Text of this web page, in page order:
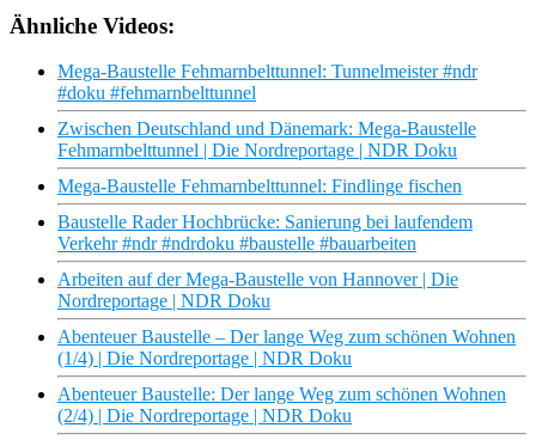
Ähnliche Videos:
Mega-Baustelle Fehmarnbelttunnel: Tunnelmeister #ndr
#doku #fehmarnbelttunnel
Zwischen Deutschland und Dänemark: Mega-Baustelle
Fehmarnbelttunnel | Die Nordreportage | NDR Doku
Mega-Baustelle Fehmarnbelttunnel: Findlinge fischen
Baustelle Rader Hochbrücke: Sanierung bei laufendem
Verkehr #ndr #ndrdoku #baustelle #bauarbeiten
Arbeiten auf der Mega-Baustelle von Hannover | Die
Nordreportage | NDR Doku
Abenteuer Baustelle – Der lange Weg zum schönen Wohnen
(1/4) | Die Nordreportage | NDR Doku
Abenteuer Baustelle: Der lange Weg zum schönen Wohnen
(2/4) | Die Nordreportage | NDR Doku